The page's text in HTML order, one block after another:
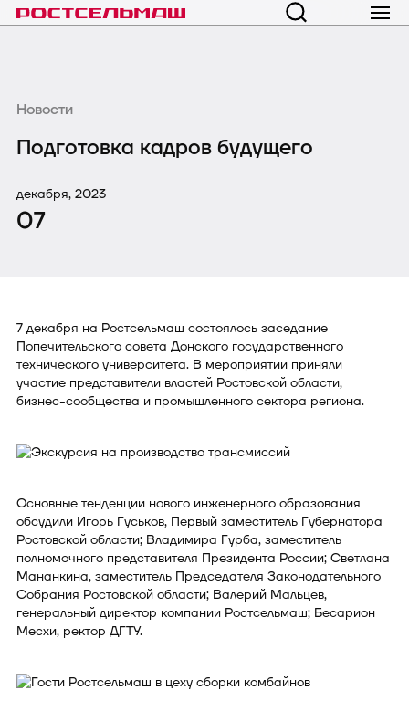
Новости
Подготовка кадров будущего
декабря, 2023
07
7 декабря на Ростсельмаш состоялось заседание
Попечительского совета Донского государственного
технического университета. В мероприятии приняли
участие представители властей Ростовской области,
бизнес-сообщества и промышленного сектора региона.
Основные тенденции нового инженерного образования
обсудили Игорь Гуськов, Первый заместитель Губернатора
Ростовской области; Владимира Гурба, заместитель
полномочного представителя Президента России; Светлана
Мананкина, заместитель Председателя Законодательного
Собрания Ростовской области; Валерий Мальцев,
генеральный директор компании Ростсельмаш; Бесарион
Месхи, ректор ДГТУ.